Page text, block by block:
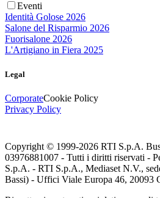
Eventi
Identità Golose 2026
Salone del Risparmio 2026
Fuorisalone 2026
L'Artigiano in Fiera 2025
Legal
CorporateCookie Policy
Privacy Policy
Copyright © 1999-2026 RTI S.p.A.
03976881007 - Tutti i diritti riservati -
S.p.A. - RTI S.p.A., Mediaset N.V.,
Bassi) - Uffici Viale Europa 46, 20093